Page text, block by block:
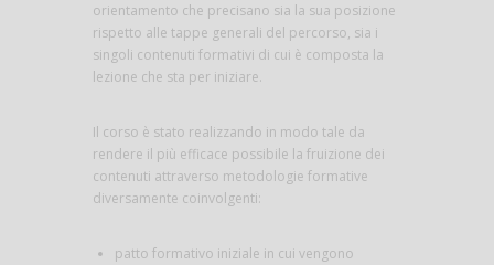
orientamento che precisano sia la sua posizione
rispetto alle tappe generali del percorso, sia i
singoli contenuti formativi di cui è composta la
lezione che sta per iniziare.
Il corso è stato realizzando in modo tale da
rendere il più efficace possibile la fruizione dei
contenuti attraverso metodologie formative
diversamente coinvolgenti:
patto formativo iniziale in cui vengono